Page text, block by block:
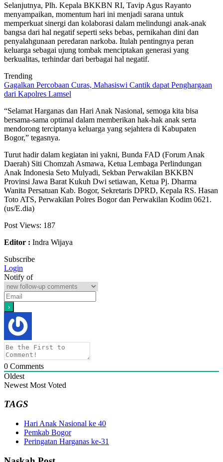
Selanjutnya, Plh. Kepala BKKBN RI, Tavip Agus Rayanto
menyampaikan, momentum hari ini menjadi sarana untuk
memperkuat sinergi dan kolaborasi dalam melindungi anak-anak
bangsa dari hal negatif seperti seks bebas, pernikahan dini dan
penyalahgunaan peredaran narkoba. Itulah pentingnya peran
keluarga sebagai ujung tombak menciptakan generasi yang
berkualitas, terhindar dari berbagai hal negatif.
Trending
Gagalkan Percobaan Curas, Mahasiswi Cantik dapat Penghargaan
dari Kapolres Lamsel
“Selamat Harganas dan Hari Anak Nasional, semoga kita bisa
bersama-sama optimal dalam memberikan hak-hak anak serta
mendorong terciptanya keluarga yang sejahtera di Kabupaten
Bogor,” tegasnya.
Turut hadir dalam kegiatan ini yakni, Bunda FAD (Forum Anak
Daerah) Siti Chomzah Asmawa, Ketua Lembaga Perlindungan
Anak Indonesia Seto Mulyadi, Sekban Perwakilan BKKBN
Provinsi Jawa Barat Kukuh Dwi setiawan, Ketua Pj. Dharma
Wanita Persatuan Kab. Bogor, Sekretaris DPRD, Kepala RS. Hasan
Toto ATS, Perwakilan Polres Bogor dan Perwakilan Kodim 0621.
(us/E.dia)
Post Views: 187
Editor : Indra Wijaya
Subscribe
Login
Notify of
0 Comments
Oldest
Newest Most Voted
TAGS
Hari Anak Nasional ke 40
Pemkab Bogor
Peringatan Harganas ke-31